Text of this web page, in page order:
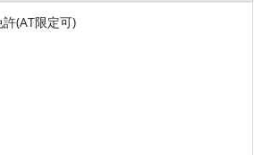
(AT限定可)